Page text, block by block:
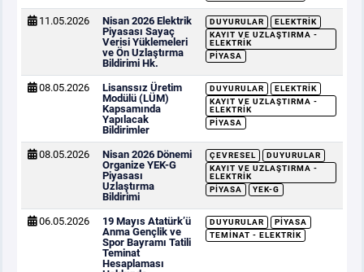
11.05.2026
Nisan 2026 Elektrik
Piyasası Sayaç
Verisi Yüklemeleri
ve Ön Uzlaştırma
Bildirimi Hk.
DUYURULAR
ELEKTRIK
KAYIT VE UZLAŞTIRMA -
ELEKTRIK
PIYASA
08.05.2026
Lisanssız Üretim
Modülü (LÜM)
Kapsamında
Yapılacak
Bildirimler
DUYURULAR
ELEKTRIK
KAYIT VE UZLAŞTIRMA -
ELEKTRIK
PIYASA
08.05.2026
Nisan 2026 Dönemi
Organize YEK-G
Piyasası
Uzlaştırma
Bildirimi
ÇEVRESEL
DUYURULAR
KAYIT VE UZLAŞTIRMA -
ELEKTRIK
PIYASA
YEK-G
06.05.2026
19 Mayıs Atatürk’ü
Anma Gençlik ve
Spor Bayramı Tatili
Teminat
Hesaplaması
DUYURULAR
PIYASA
TEMINAT - ELEKTRIK